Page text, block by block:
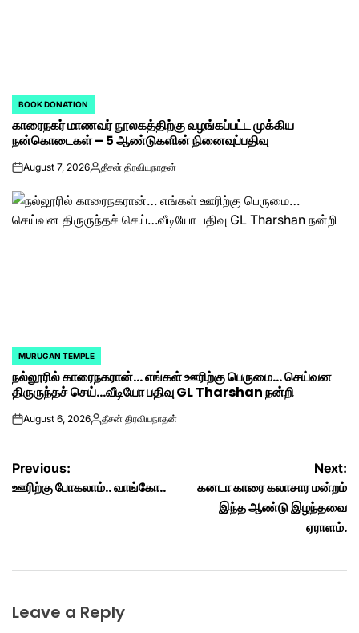
POSTED
IN
BOOK DONATION
காரைநகர் மாணவர் நூலகத்திற்கு வழங்கப்பட்ட முக்கிய
நன்கொடைகள் – 5 ஆண்டுகளின் நினைவுப்பதிவு
onAugust 7, 2026Posted
தீசன் திரவியநாதன்
POSTED
IN
MURUGAN TEMPLE
நல்லூரில் காரைநகரான்… எங்கள் ஊரிற்கு பெருமை… செய்வன
திருருந்தச் செய்…வீடியோ பதிவு GL Tharshan நன்றி
onAugust 6, 2026Posted
தீசன் திரவியநாதன்
Post
navigation
Previous:
ஊரிற்கு போகலாம்.. வாங்கோ..
Next:
கனடா காரை கலாசார மன்றம்
இந்த ஆண்டு இழந்தவை
ஏராளம்.
Leave a Reply